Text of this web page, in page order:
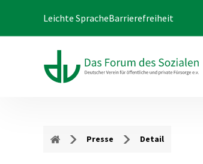
Leichte SpracheBarrierefreiheit
Presse Detail